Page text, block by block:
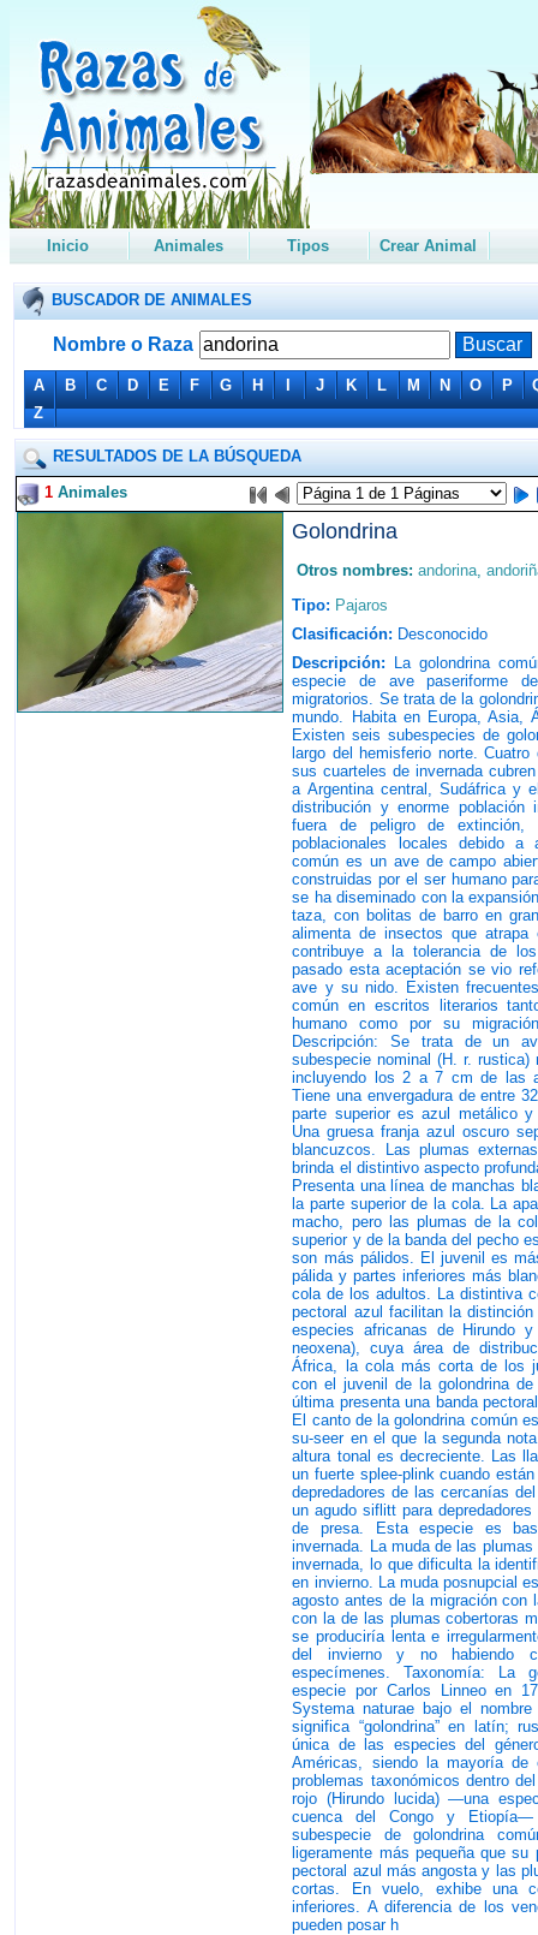
Inicio Animales Tipos Crear Animal
BUSCADOR DE ANIMALES
Nombre o Raza
A B C D E F G H I J K L M N O P
Z
RESULTADOS DE LA BÚSQUEDA
1 Animales
Golondrina
Otros nombres: andorina,
Tipo: Pajaros
Clasificación: Desconocido
Descripción: La golondrina
especie de ave paseriforme
migratorios. Se trata de la
mundo. Habita en Europa, Asia,
Existen seis subespecies de
largo del hemisferio norte.
sus cuarteles de invernada
a Argentina central, Sudáfrica y
distribución y enorme
fuera de peligro de extinción,
poblacionales locales debido a
común es un ave de campo
construidas por el ser humano
se ha diseminado con la
taza, con bolitas de barro en
alimenta de insectos que
contribuye a la tolerancia de
pasado esta aceptación se vio
ave y su nido. Existen
común en escritos literarios
humano como por su
Descripción: Se trata de un
subespecie nominal (H. r.
incluyendo los 2 a 7 cm de las
Tiene una envergadura de entre
parte superior es azul metálico
Una gruesa franja azul oscuro
blancuzcos. Las plumas
brinda el distintivo aspecto
Presenta una línea de manchas
la parte superior de la cola. La
macho, pero las plumas de la
superior y de la banda del pecho
son más pálidos. El juvenil es
pálida y partes inferiores más
cola de los adultos. La distintiva
pectoral azul facilitan la
especies africanas de Hirundo
neoxena), cuya área de
África, la cola más corta de los
con el juvenil de la golondrina
última presenta una banda
El canto de la golondrina común
su-seer en el que la segunda
altura tonal es decreciente. Las
un fuerte splee-plink cuando
depredadores de las cercanías
un agudo siflitt para
de presa. Esta especie es
invernada. La muda de las
invernada, lo que dificulta la
en invierno. La muda posnupcial
agosto antes de la migración con
con la de las plumas cobertoras
se produciría lenta e
del invierno y no habiendo
especímenes. Taxonomía: La
especie por Carlos Linneo en
Systema naturae bajo el
significa “golondrina” en latín;
única de las especies del
Américas, siendo la mayoría
problemas taxonómicos dentro
rojo (Hirundo lucida) ―una
cuenca del Congo y Etiopía―
subespecie de golondrina
ligeramente más pequeña que
pectoral azul más angosta y las
cortas. En vuelo, exhibe una
inferiores. A diferencia de los
pueden posar h